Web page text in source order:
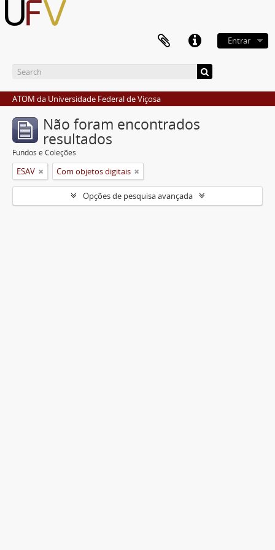
Entrar
ATOM da Universidade Federal de Viçosa
Não foram encontrados
resultados
Fundos e Coleções
ESAV Com objetos digitais
Opções de pesquisa avançada